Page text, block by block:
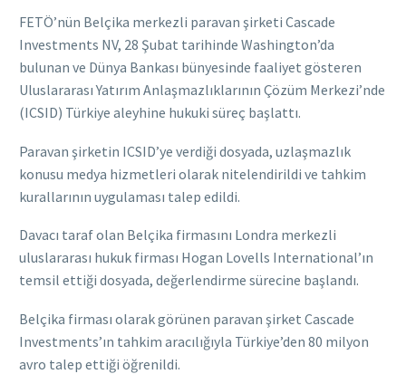
FETÖ’nün Belçika merkezli paravan şirketi Cascade
Investments NV, 28 Şubat tarihinde Washington’da
bulunan ve Dünya Bankası bünyesinde faaliyet gösteren
Uluslararası Yatırım Anlaşmazlıklarının Çözüm Merkezi’nde
(ICSID) Türkiye aleyhine hukuki süreç başlattı.
Paravan şirketin ICSID’ye verdiği dosyada, uzlaşmazlık
konusu medya hizmetleri olarak nitelendirildi ve tahkim
kurallarının uygulaması talep edildi.
Davacı taraf olan Belçika firmasını Londra merkezli
uluslararası hukuk firması Hogan Lovells International’ın
temsil ettiği dosyada, değerlendirme sürecine başlandı.
Belçika firması olarak görünen paravan şirket Cascade
Investments’ın tahkim aracılığıyla Türkiye’den 80 milyon
avro talep ettiği öğrenildi.